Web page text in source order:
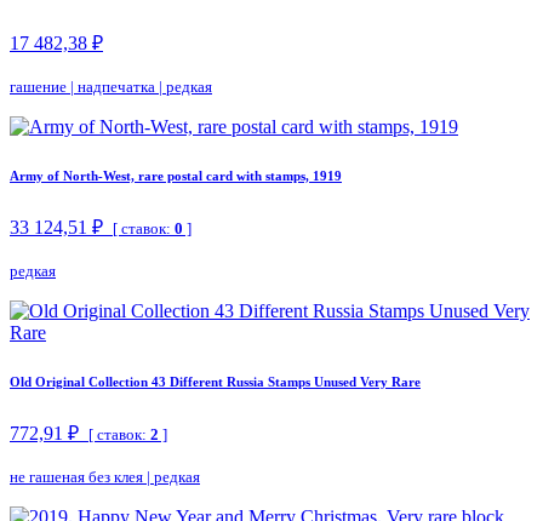
17 482,38 ₽
гашение | надпечатка | редкая
Army of North-West, rare postal card with stamps, 1919
33 124,51 ₽ [ ставок: 0 ]
редкая
Old Original Collection 43 Different Russia Stamps Unused Very Rare
772,91 ₽ [ ставок: 2 ]
не гашеная без клея | редкая